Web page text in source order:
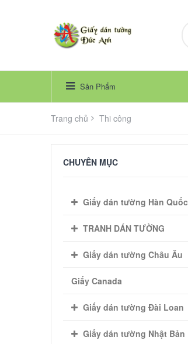
Sản Phẩm
Trang chủ Thi công
CHUYÊN MỤC
Giấy dán tường Hàn Quốc
TRANH DÁN TƯỜNG
Giấy dán tường Châu Âu
Giấy Canada
Giấy dán tường Đài Loan
Giấy dán tường Nhật Bản